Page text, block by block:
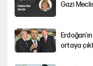
Gazi
ortaya